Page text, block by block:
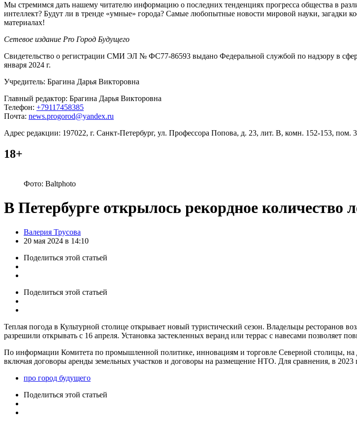
Мы стремимся дать нашему читателю информацию о последних тенденциях прогресса общества в
интеллект? Будут ли в тренде «умные» города? Самые любопытные новости мировой науки, загадки
материалах!
Сетевое издание Pro Город Будущего
Свидетельство о регистрации СМИ ЭЛ № ФС77-86593 выдано Федеральной службой по надзору в
января 2024 г.
Учредитель: Брагина Дарья Викторовна
Главный редактор: Брагина Дарья Викторовна
Телефон: +79117458385
Почта: news.progorod@yandex.ru
Адрес редакции: 197022, г. Санкт-Петербург, ул. Профессора Попова, д. 23, лит. В, комн. 152-153,
18+
Фото: Baltphoto
В Петербурге открылось рекордное количество
Posted
by
Валерия Трусова
20 мая 2024 в 14:10
Поделиться этой статьей
Поделиться этой статьей
Теплая погода в Культурной столице открывает новый туристический сезон. Владельцы ресторанов
разрешили открывать с 16 апреля. Установка застекленных веранд или террас с навесами позволяет
По информации Комитета по промышленной политике, инновациям и торговле Северной столицы,
включая договоры аренды земельных участков и договоры на размещение НТО. Для сравнения, в 2023
про город будущего
Поделиться этой статьей